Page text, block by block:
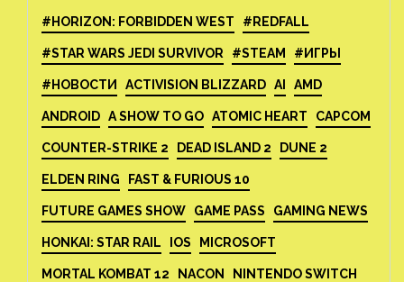
#HORIZON: FORBIDDEN WEST #REDFALL
#STAR WARS JEDI SURVIVOR #STEAM #ИГРЫ
#НОВОСТИ ACTIVISION BLIZZARD AI AMD
ANDROID A SHOW TO GO ATOMIC HEART CAPCOM
COUNTER-STRIKE 2 DEAD ISLAND 2 DUNE 2
ELDEN RING FAST & FURIOUS 10
FUTURE GAMES SHOW GAME PASS GAMING NEWS
HONKAI: STAR RAIL IOS MICROSOFT
MORTAL KOMBAT 12 NACON NINTENDO SWITCH